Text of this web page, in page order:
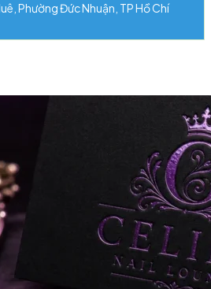
Phường Đức Nhuận, TP Hồ Chí